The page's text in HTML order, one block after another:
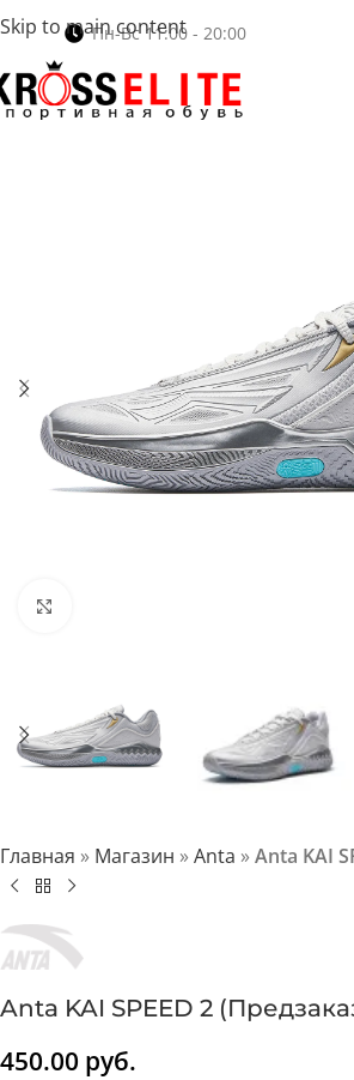
Skip to main content
Пн-Вс 11:00 - 20:00
Главная » Магазин »Anta »Anta KAI
Anta KAI SPEED 2
450.00 руб.